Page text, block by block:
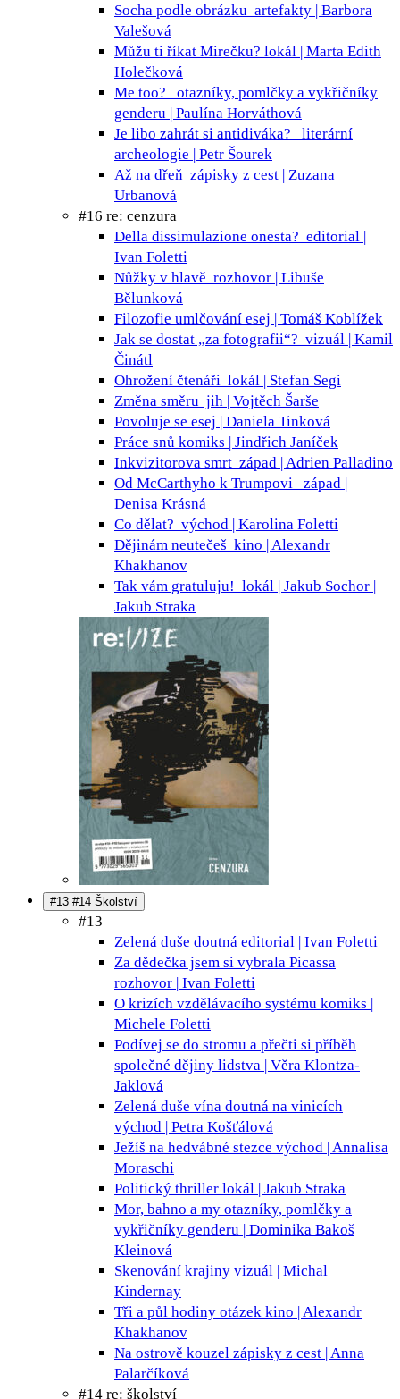
Socha podle obrázku artefakty | Barbora
Valešová
Můžu ti říkat Mirečku? lokál | Marta Edith
Holečková
Me too?
otazníky, pomlčky a vykřičníky
genderu | Paulína Horváthová
Je libo zahrát si antidiváka?
literární
archeologie | Petr Šourek
Až na dřeň zápisky z cest | Zuzana
Urbanová
#16 re: cenzura
Della dissimulazione onesta? editorial |
Ivan Foletti
Nůžky v hlavě rozhovor | Libuše
Bělunková
Filozofie umlčování esej | Tomáš Koblížek
Jak se dostat „za fotografii“? vizuál | Kamil
Činátl
Ohrožení čtenáři lokál | Stefan Segi
Změna směru jih | Vojtěch Šarše
Povoluje se esej | Daniela Tinková
Práce snů komiks | Jindřich Janíček
Inkvizitorova smrt západ | Adrien Palladino
Od McCarthyho k Trumpovi
západ |
Denisa Krásná
Co dělat? východ | Karolina Foletti
Dějinám neutečeš kino | Alexandr
Khakhanov
Tak vám gratuluju! lokál | Jakub Sochor |
Jakub Straka
#13 #14 Školství
#13
Zelená duše doutná editorial | Ivan Foletti
Za dědečka jsem si vybrala Picassa
rozhovor | Ivan Foletti
O krizích vzdělávacího systému komiks |
Michele Foletti
Podívej se do stromu a přečti si příběh
společné dějiny lidstva | Věra Klontza-
Jaklová
Zelená duše vína doutná na vinicích
východ | Petra Košťálová
Ježíš na hedvábné stezce východ | Annalisa
Moraschi
Politický thriller lokál | Jakub Straka
Mor, bahno a my otazníky, pomlčky a
vykřičníky genderu | Dominika Bakoš
Kleinová
Skenování krajiny vizuál | Michal
Kindernay
Tři a půl hodiny otázek kino | Alexandr
Khakhanov
Na ostrově kouzel zápisky z cest | Anna
Palarčíková
#14 re: školství